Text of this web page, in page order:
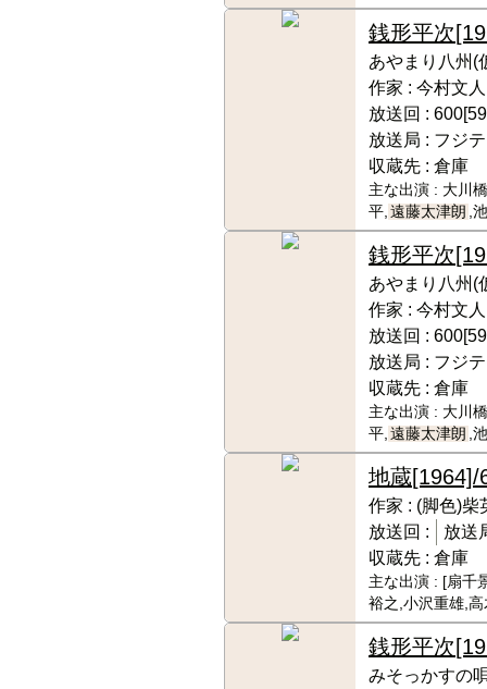
銭形平次
あやまり八州(
作家 : 今村文人
放送回 :
放送局 : フジ
収蔵先 : 倉庫
主な出演 : 大川
平, 遠藤太津朗 ,
銭形平次
あやまり八州(
作家 : 今村文
放送回 :
放送局 : フジ
収蔵先 : 倉庫
主な出演 : 大川
平, 遠藤太津朗 ,
地蔵[1964]/
作家 : (脚色)柴
放送回 :
放送
収蔵先 : 倉庫
主な出演 : [扇千
裕之,小沢重雄,
銭形平次
みそっかすの